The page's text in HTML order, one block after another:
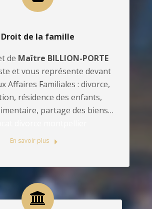
Droit de la famille
de Maître BILLION-PORTE
et vous représente devant
Affaires Familiales : divorce,
résidence des enfants,
partage des biens…
En savoir plus